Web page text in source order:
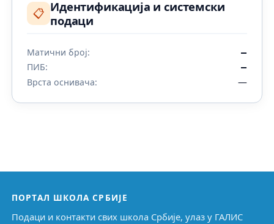
📋 Идентификација и системски
подаци
Матични број: —
ПИБ: —
Врста оснивача: —
ПОРТАЛ ШКОЛА СРБИЈЕ
Подаци и контакти свих школа Србије, улаз у ГАЛИС